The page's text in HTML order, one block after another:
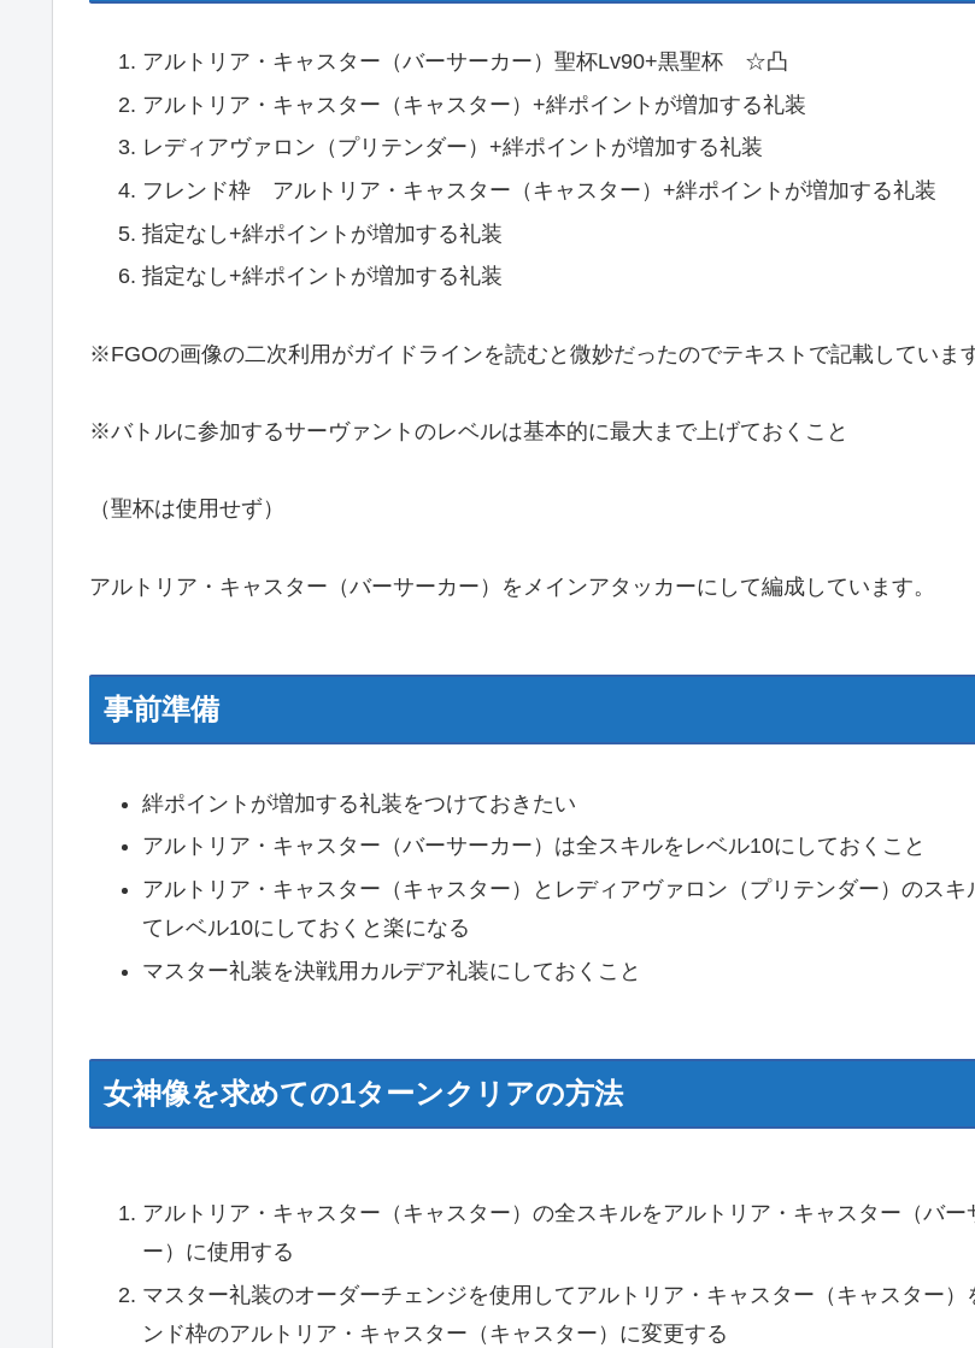
アルトリア・キャスター（バーサーカー）聖杯Lv90+黒聖杯 ☆凸
アルトリア・キャスター（キャスター）+絆ポイントが増加する礼装
レディアヴァロン（プリテンダー）+絆ポイントが増加する礼装
フレンド枠 アルトリア・キャスター（キャスター）+絆ポイントが増加する礼装
指定なし+絆ポイントが増加する礼装
指定なし+絆ポイントが増加する礼装
※FGOの画像の二次利用がガイドラインを読むと微妙だったのでテキストで記載していま
※バトルに参加するサーヴァントのレベルは基本的に最大まで上げておくこと
（聖杯は使用せず）
アルトリア・キャスター（バーサーカー）をメインアタッカーにして編成しています。
事前準備
絆ポイントが増加する礼装をつけておきたい
アルトリア・キャスター（バーサーカー）は全スキルをレベル10にしておくこと
アルトリア・キャスター（キャスター）とレディアヴァロン（プリテンダー）のスキ
てレベル10にしておくと楽になる
マスター礼装を決戦用カルデア礼装にしておくこと
女神像を求めての1ターンクリアの方法
アルトリア・キャスター（キャスター）の全スキルをアルトリア・キャスター（バー
ー）に使用する
マスター礼装のオーダーチェンジを使用してアルトリア・キャスター（キャスター）
ンド枠のアルトリア・キャスター（キャスター）に変更する